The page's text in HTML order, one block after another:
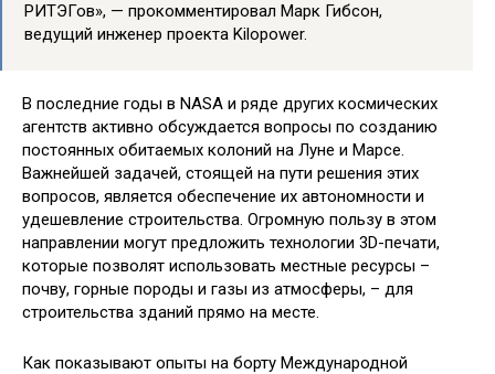
РИТЭГов», — прокомментировал Марк Гибсон,
ведущий инженер проекта Kilopower.
В последние годы в NASA и ряде других космических
агентств активно обсуждается вопросы по созданию
постоянных обитаемых колоний на Луне и Марсе.
Важнейшей задачей, стоящей на пути решения этих
вопросов, является обеспечение их автономности и
удешевление строительства. Огромную пользу в этом
направлении могут предложить технологии 3D-печати,
которые позволят использовать местные ресурсы –
почву, горные породы и газы из атмосферы, – для
строительства зданий прямо на месте.
Как показывают опыты на борту Международной